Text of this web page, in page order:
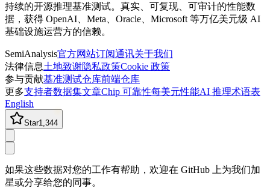
持续的开源推理基准测试。真实、可复现、可审计的性能数
据，获得 OpenAI、Meta、Oracle、Microsoft 等万亿美元级 AI
基础设施运营方的信赖。
SemiAnalysis官方网站订阅通讯关于我们
法律信息土地致谢隐私政策Cookie 政策
参与贡献基准测试仓库前端仓库
更多支持者数据集文章Chip 可靠性每美元性能AI 推理术语表
English
Star1,344
如果这些数据对您的工作有帮助，欢迎在 GitHub 上为我们加
星或分享给您的同事。